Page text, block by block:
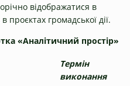
відображатися в
проєктах громадської дії.
«Аналітичний простір»
Термін
виконання